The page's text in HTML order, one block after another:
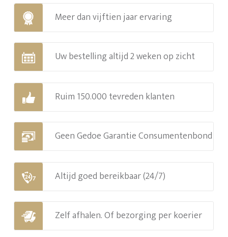
Meer dan vijftien jaar ervaring
Uw bestelling altijd 2 weken op zicht
Ruim 150.000 tevreden klanten
Geen Gedoe Garantie Consumentenbond
Altijd goed bereikbaar (24/7)
Zelf afhalen. Of bezorging per koerier